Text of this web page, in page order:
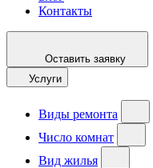
Контакты
Оставить заявку
Услуги
Виды ремонта
Число комнат
Вид жилья